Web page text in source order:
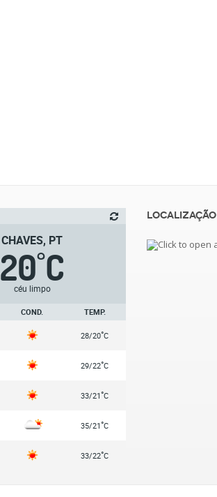
CHAVES, PT
20°C
céu limpo
COND.
TEMP.
28/20°C
29/22°C
33/21°C
35/21°C
33/22°C
Localização